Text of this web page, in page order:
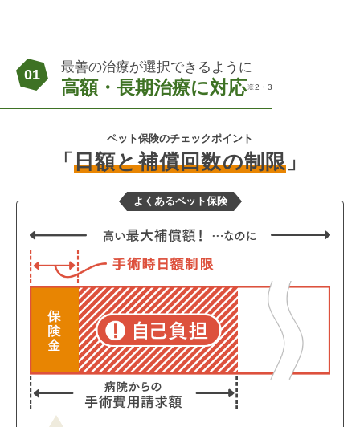
01 最善の治療が選択できるように
高額・長期治療に対応※2・3
ペット保険のチェックポイント
「 日額と補償回数の制限 」
よくあるペット保険